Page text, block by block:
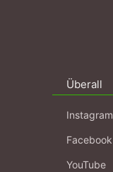
Überall
Instagram
Facebook
YouTube